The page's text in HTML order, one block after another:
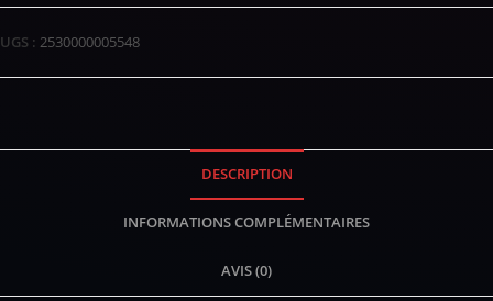
UGS : 2530000005548
DESCRIPTION
INFORMATIONS COMPLÉMENTAIRES
AVIS (0)